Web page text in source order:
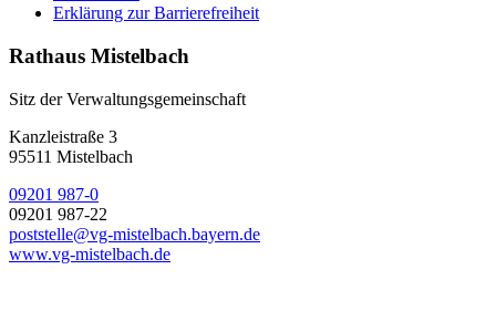
Erklärung zur Barrierefreiheit
Rathaus Mistelbach
Sitz der Verwaltungsgemeinschaft
Kanzleistraße 3
95511 Mistelbach
09201 987-0
09201 987-22
poststelle@vg-mistelbach.bayern.de
www.vg-mistelbach.de